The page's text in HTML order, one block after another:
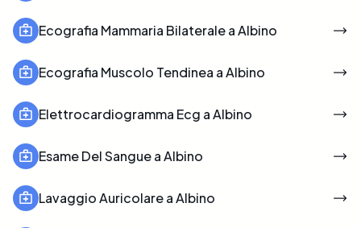
Ecografia Mammaria Bilaterale a Albino
Ecografia Muscolo Tendinea a Albino
Elettrocardiogramma Ecg a Albino
Esame Del Sangue a Albino
Lavaggio Auricolare a Albino